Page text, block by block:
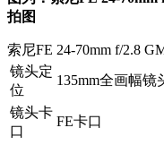
拍图
索尼FE 24-70mm f/2.8
镜头定
位
135mm全画幅镜
镜头卡
口
FE卡口